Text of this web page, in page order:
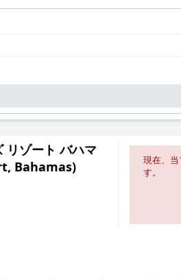
リゾート バハマ
Bahamas)
現在、
す。